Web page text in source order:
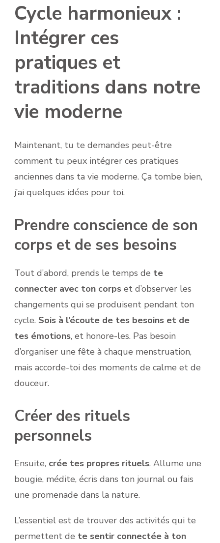
Cycle harmonieux :
Intégrer ces
pratiques et
traditions dans notre
vie moderne
Maintenant, tu te demandes peut-être
comment tu peux intégrer ces pratiques
anciennes dans ta vie moderne. Ça tombe bien,
j’ai quelques idées pour toi.
Prendre conscience de son
corps et de ses besoins
Tout d’abord, prends le temps de te
connecter avec ton corps et d’observer les
changements qui se produisent pendant ton
cycle. Sois à l’écoute de tes besoins et de
tes émotions, et honore-les. Pas besoin
d’organiser une fête à chaque menstruation,
mais accorde-toi des moments de calme et de
douceur.
Créer des rituels
personnels
Ensuite, crée tes propres rituels. Allume une
bougie, médite, écris dans ton journal ou fais
une promenade dans la nature.
L’essentiel est de trouver des activités qui te
permettent de te sentir connectée à ton